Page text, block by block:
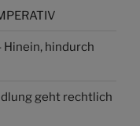
Hinein, hindurch
geht rechtlich